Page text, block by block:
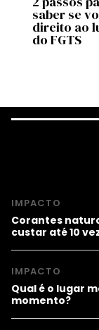
saber se
direito ao
do FGTS
IMPACTO
Corantes
custar até 10
IMPACTO
Qual é o lugar
momento?